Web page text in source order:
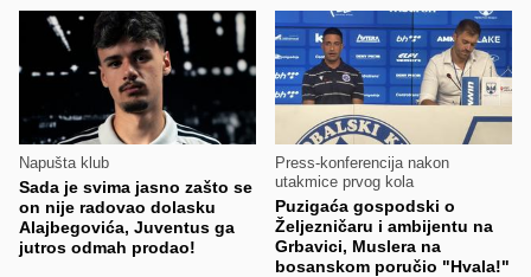
Napušta klub
Sada je svima jasno zašto se
on nije radovao dolasku
Alajbegovića, Juventus ga
jutros odmah prodao!
Press-konferencija nakon
utakmice prvog kola
Puzigaća gospodski o
Željezničaru i ambijentu na
Grbavici, Muslera na
bosanskom poručio "Hvala!"